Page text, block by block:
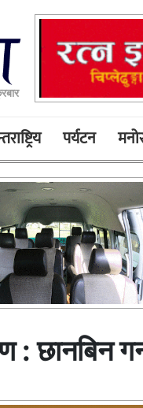
पर्यटन
छानबिन